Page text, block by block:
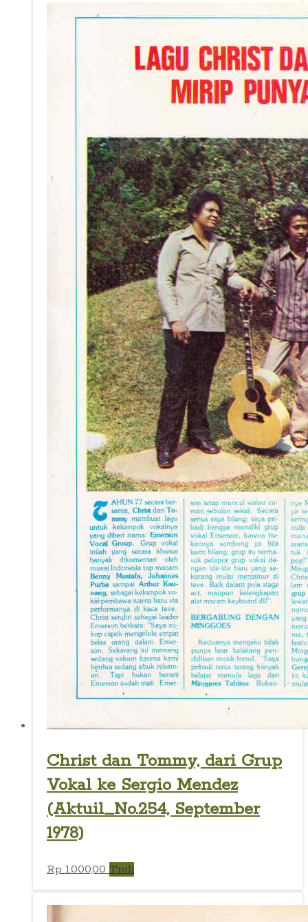
Christ dan Tommy, dari Grup
Vokal ke Sergio Mendez
(Aktuil_No.254, September
1978)
Rp 1.000,00 Troli